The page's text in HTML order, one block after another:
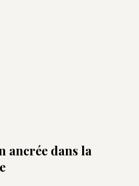
ancrée dans la